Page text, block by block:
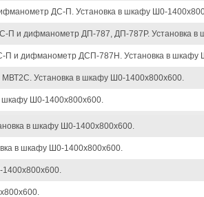
ДС-П. Установка в шкафу Ш0-
дифманометр ДП-787, ДП-787Р. Установка в
дифманометр ДСП-787Н. Установка в шкафу
Установка в шкафу Ш0-1400х800х600.
шкафу Ш0-1400х800х600.
в шкафу Ш0-1400х800х600.
в шкафу Ш0-1400х800х600.